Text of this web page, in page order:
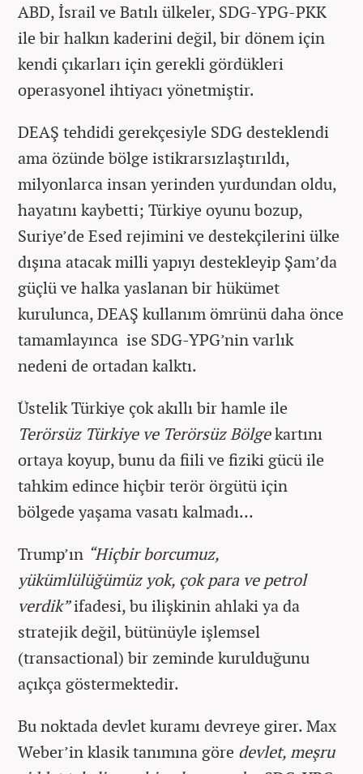
ABD, İsrail ve Batılı ülkeler, SDG-YPG-PKK
ile bir halkın kaderini değil, bir dönem için
kendi çıkarları için gerekli gördükleri
operasyonel ihtiyacı yönetmiştir.
DEAŞ tehdidi gerekçesiyle SDG desteklendi
ama özünde bölge istikrarsızlaştırıldı,
milyonlarca insan yerinden yurdundan oldu,
hayatını kaybetti; Türkiye oyunu bozup,
Suriye’de Esed rejimini ve destekçilerini ülke
dışına atacak milli yapıyı destekleyip Şam’da
güçlü ve halka yaslanan bir hükümet
kurulunca, DEAŞ kullanım ömrünü daha önce
tamamlayınca ise SDG-YPG’nin varlık
nedeni de ortadan kalktı.
Üstelik Türkiye çok akıllı bir hamle ile
Terörsüz Türkiye ve Terörsüz Bölgekartını
ortaya koyup, bunu da fiili ve fiziki gücü ile
tahkim edince hiçbir terör örgütü için
bölgede yaşama vasatı kalmadı…
Trump’ın “Hiçbir borcumuz,
yükümlülüğümüz yok, çok para ve petrol
verdik”ifadesi, bu ilişkinin ahlaki ya da
stratejik değil, bütünüyle işlemsel
(transactional) bir zeminde kurulduğunu
açıkça göstermektedir.
Bu noktada devlet kuramı devreye girer. Max
Weber’in klasik tanımına göre devlet, meşru